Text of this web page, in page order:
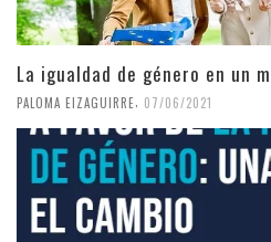
La igualdad de género en un
PALOMA EIZAGUIRRE 07/06/2021